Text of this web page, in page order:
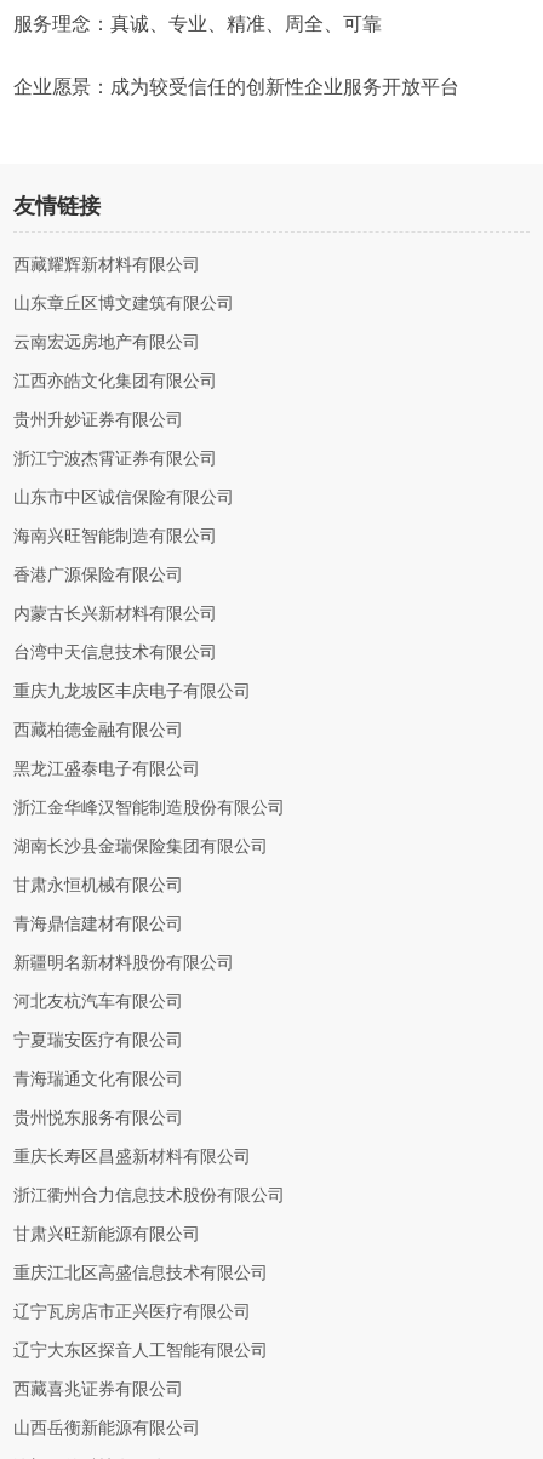
服务理念：真诚、专业、精准、周全、可靠
企业愿景：成为较受信任的创新性企业服务开放平台
友情链接
西藏耀辉新材料有限公司
山东章丘区博文建筑有限公司
云南宏远房地产有限公司
江西亦皓文化集团有限公司
贵州升妙证券有限公司
浙江宁波杰霄证券有限公司
山东市中区诚信保险有限公司
海南兴旺智能制造有限公司
香港广源保险有限公司
内蒙古长兴新材料有限公司
台湾中天信息技术有限公司
重庆九龙坡区丰庆电子有限公司
西藏柏德金融有限公司
黑龙江盛泰电子有限公司
浙江金华峰汉智能制造股份有限公司
湖南长沙县金瑞保险集团有限公司
甘肃永恒机械有限公司
青海鼎信建材有限公司
新疆明名新材料股份有限公司
河北友杭汽车有限公司
宁夏瑞安医疗有限公司
青海瑞通文化有限公司
贵州悦东服务有限公司
重庆长寿区昌盛新材料有限公司
浙江衢州合力信息技术股份有限公司
甘肃兴旺新能源有限公司
重庆江北区高盛信息技术有限公司
辽宁瓦房店市正兴医疗有限公司
辽宁大东区探音人工智能有限公司
西藏喜兆证券有限公司
山西岳衡新能源有限公司